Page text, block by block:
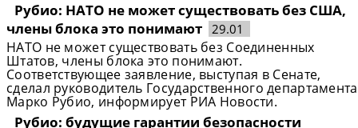
Рубио: НАТО не может существовать без США,
члены блока это понимают 29.01
НАТО не может существовать без Соединенных
Штатов, члены блока это понимают.
Соответствующее заявление, выступая в Сенате,
сделал руководитель Государственного департамента
Марко Рубио, информирует РИА Новости.
Рубио: будущие гарантии безопасности